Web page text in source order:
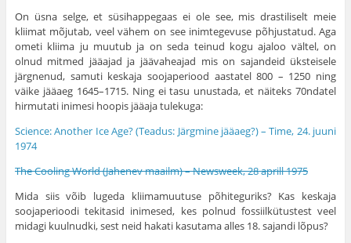
On üsna selge, et süsihappegaas ei ole see, mis drastiliselt meie
kliimat mõjutab, veel vähem on see inimtegevuse põhjustatud. Aga
ometi kliima ju muutub ja on seda teinud kogu ajaloo vältel, on
olnud mitmed jääajad ja jäävaheajad mis on sajandeid üksteisele
järgnenud, samuti keskaja soojaperiood aastatel 800 – 1250 ning
väike jääaeg 1645–1715. Ning ei tasu unustada, et näiteks 70ndatel
hirmutati inimesi hoopis jääaja tulekuga:
Science: Another Ice Age? (Teadus: Järgmine jääaeg?) – Time, 24. juuni
1974
The Cooling World (Jahenev maailm) – Newsweek, 28 aprill 1975
Mida siis võib lugeda kliimamuutuse põhiteguriks? Kas keskaja
soojaperioodi tekitasid inimesed, kes polnud fossiilkütustest veel
midagi kuulnudki, sest neid hakati kasutama alles 18. sajandi lõpus?